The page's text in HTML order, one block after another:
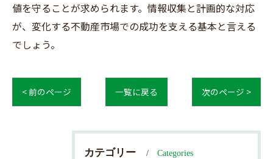
値を守ることが求められます。情報収集と計画的な対応
が、変化する不動産市場での成功を支える基本と言える
でしょう。
< 前のページ 一覧に戻る 次のページ >
カテゴリー Categories